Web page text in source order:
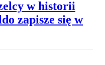
w historii
zapisze się w